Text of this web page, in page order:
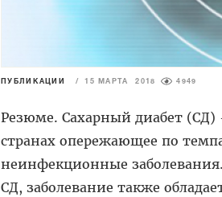
ПУБЛИКАЦИИ / 15 МАРТА 2018 4949
Резюме. Сахарный диабет (СД)
странах опережающее по
неинфекционные
СД, заболевание также